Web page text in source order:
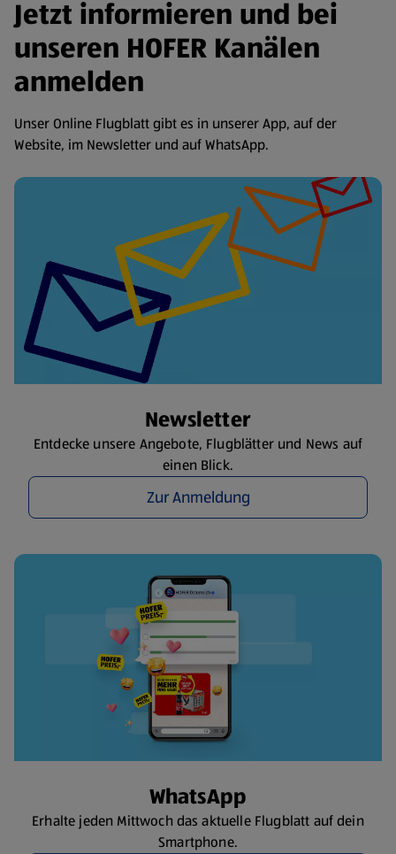
Jetzt informieren und bei
unseren HOFER Kanälen
anmelden
Unser Online Flugblatt gibt es in unserer App, auf der
Website, im Newsletter und auf WhatsApp.
Newsletter
Entdecke unsere Angebote, Flugblätter und News auf
einen Blick.
Zur Anmeldung
WhatsApp
Erhalte jeden Mittwoch das aktuelle Flugblatt auf dein
Smartphone.